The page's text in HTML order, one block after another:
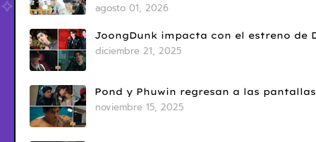
agosto 01, 2026
JoongDunk impacta con el estreno de
diciembre 21, 2025
Pond y Phuwin regresan a las
noviembre 15, 2025